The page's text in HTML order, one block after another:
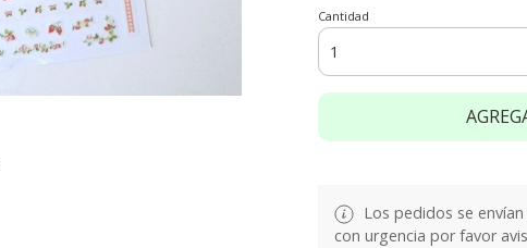
Cantidad
Los pedidos se
con urgencia por favor